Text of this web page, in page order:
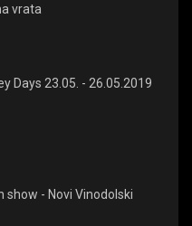
vrata
Days 23.05. - 26.05.2019
show - Novi Vinodolski